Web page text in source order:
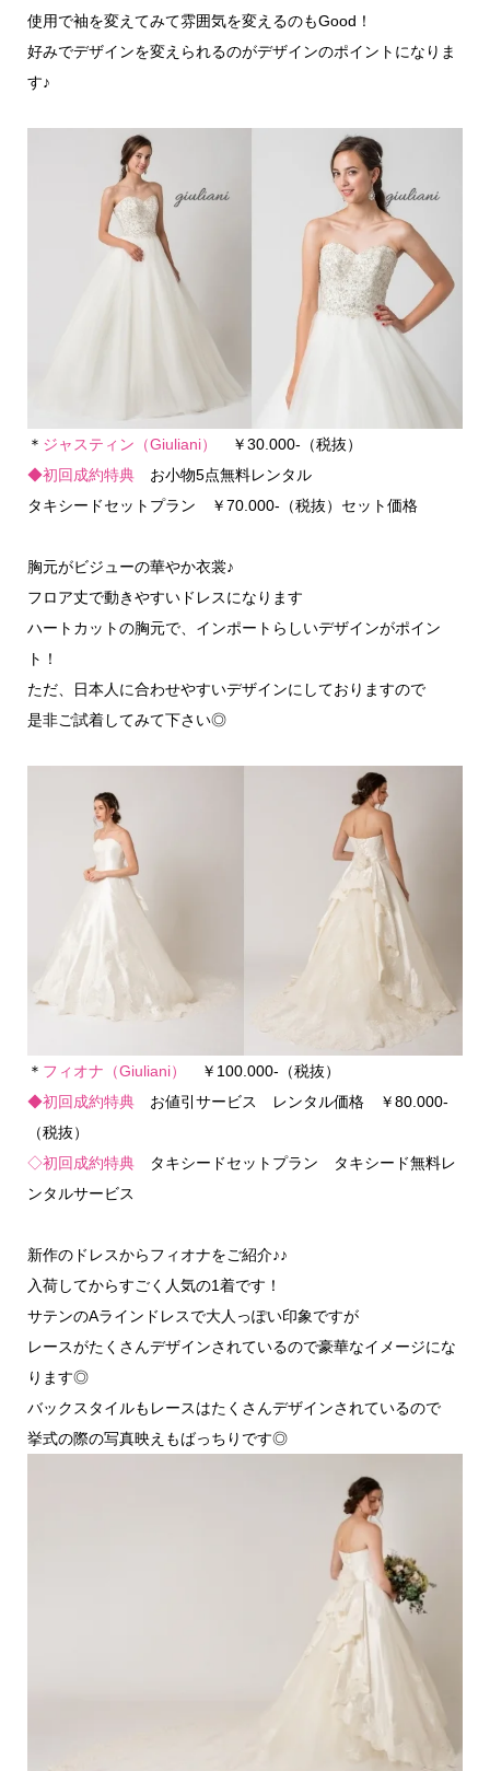
使用で袖を変えてみて雰囲気を変えるのもGood！
好みでデザインを変えられるのがデザインのポイントになりま
す♪
＊ ジャスティン（Giuliani）
￥30.000-（税抜）
◆初回成約特典お小物5点無料レンタル
タキシードセットプラン ￥70.000-（税抜）セット価格
胸元がビジューの華やか衣裳♪
フロア丈で動きやすいドレスになります
ハートカットの胸元で、インポートらしいデザインがポイン
ト！
ただ、日本人に合わせやすいデザインにしておりますので
是非ご試着してみて下さい◎
＊ フィオナ（Giuliani）
￥100.000-（税抜）
◆初回成約特典 お値引サービス レンタル価格 ￥80.000-
（税抜）
◇初回成約特典タキシードセットプラン タキシード無料レ
ンタルサービス
新作のドレスからフィオナをご紹介♪♪
入荷してからすごく人気の1着です！
サテンのAラインドレスで大人っぽい印象ですが
レースがたくさんデザインされているので豪華なイメージにな
ります◎
バックスタイルもレースはたくさんデザインされているので
挙式の際の写真映えもばっちりです◎